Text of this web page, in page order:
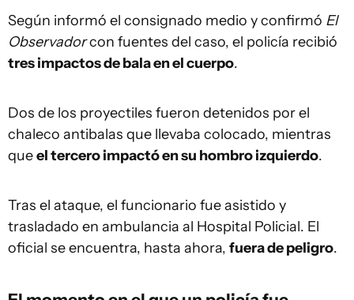
Según informó el consignado medio y confirmó El
Observadorcon fuentes del caso, el policía recibió
tres impactos de bala en el cuerpo.
Dos de los proyectiles fueron detenidos por el
chaleco antibalas que llevaba colocado, mientras
queel tercero impactó en su hombro izquierdo.
Tras el ataque, el funcionario fue asistido y
trasladado en ambulancia al Hospital Policial. El
oficial se encuentra, hasta ahora, fuera de peligro.